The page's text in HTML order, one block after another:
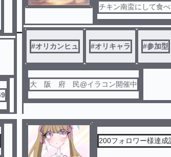
9
チキン南蛮にして食
#オリカンヒュ #オリキャラ #参加型
大 阪 府 民@イラコン開催中
200フォロワー様達成